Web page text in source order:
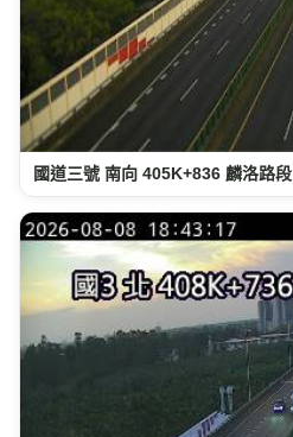
國道三號 南向 405K+836 麟洛路段